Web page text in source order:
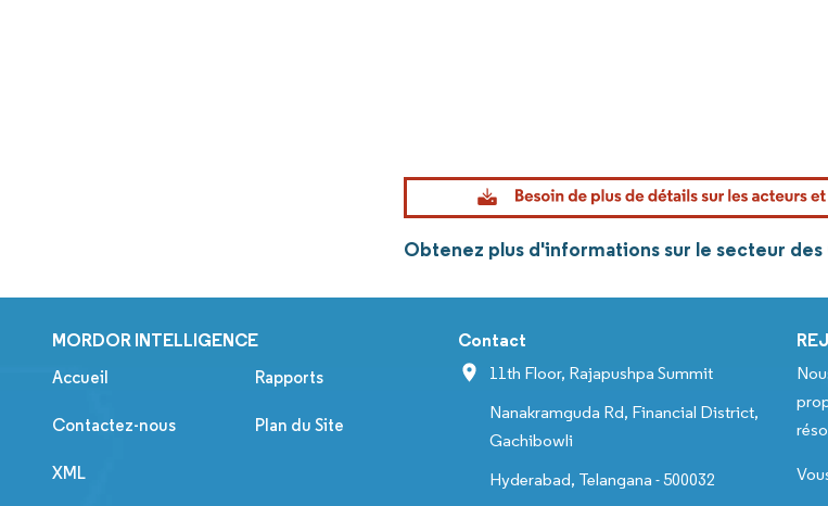
Obtenez plus d'informations sur le secteur
MORDOR INTELLIGENCE
Accueil Rapports
Contactez-nous Plan du Site
XML
Contact
11th Floor, Rajapushpa Summit
Nanakramguda Rd, Financial District,
Gachibowli
Hyderabad, Telangana - 500032